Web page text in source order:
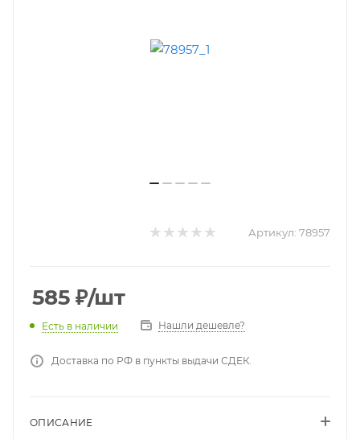
Артикул: 78957
585 ₽/шт
Есть в наличии Нашли дешевле?
Доставка по РФ в пункты выдачи СДЕК.
ОПИСАНИЕ